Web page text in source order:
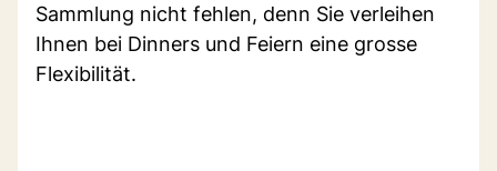
Sammlung nicht fehlen, denn Sie verleihen
Ihnen bei Dinners und Feiern eine grosse
Flexibilität.